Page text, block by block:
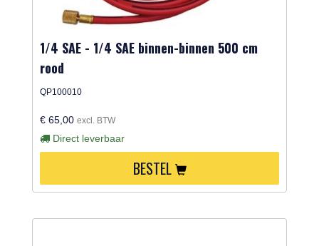
1/4 SAE - 1/4 SAE binnen-binnen 500 cm
rood
QP100010
€ 65,00 excl. BTW
Direct leverbaar
BESTEL